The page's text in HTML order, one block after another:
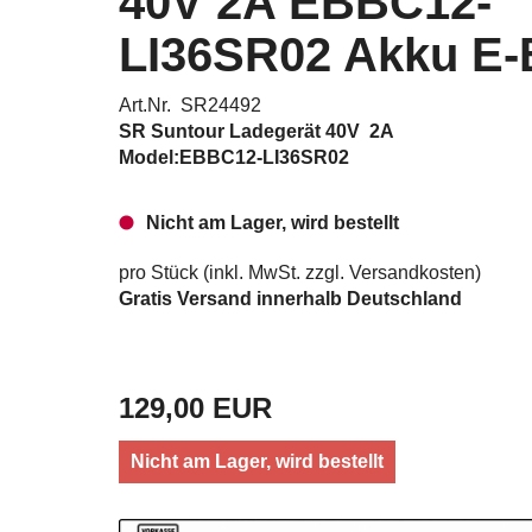
LI36SR02 Akku
Art.Nr. SR24492
SR Suntour Ladegerät 40V 2A
Model:EBBC12-LI36SR02
Nicht am Lager, wird bestellt
pro Stück (inkl. MwSt. zzgl. Versandkosten)
Gratis Versand innerhalb Deutschland
129,00 EUR
Nicht am Lager, wird bestellt